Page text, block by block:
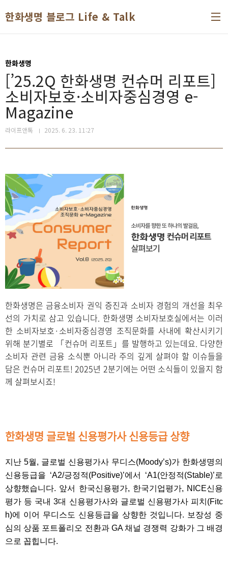
한화생명 블로그 Life & Talk
한화생명
[’25.2Q 한화생명 컨슈머 리포트]
소비자보호·소비자중심경영 e-
Magazine
라이프앤톡 2025. 6. 23. 11:27
한화생명은 금융소비자 권익 증진과 소비자 경험의 개선을 최우
선의 가치로 삼고 있습니다. 한화생명 소비자보호실에서는 이러
한 소비자보호·소비자중심경영 조직문화를 사내에 확산시키기
위해 분기별로 「컨슈머 리포트」를 발행하고 있는데요. 다양한
소비자 관련 금융 소식뿐 아니라 주의 깊게 살펴야 할 이슈들을
담은 컨슈머 리포트! 2025년 2분기에는 어떤 소식들이 있을지 함
께 살펴보시죠!
한화생명 글로벌 신용평가사 신용등급 상향
지난 5월, 글로벌 신용평가사 무디스(Moody’s)가 한화생명의
신용등급을 ‘A2/긍정적(Positive)’에서 ‘A1(안정적(Stable)’로
상향했습니다. 앞서 한국신용평가, 한국기업평가, NICE신용
평가 등 국내 3대 신용평가사와 글로벌 신용평가사 피치(Fitc
h)에 이어 무디스도 신용등급을 상향한 것입니다. 보장성 중
심의 상품 포트폴리오 전환과 GA 채널 경쟁력 강화가 그 배경
으로 꼽힙니다.